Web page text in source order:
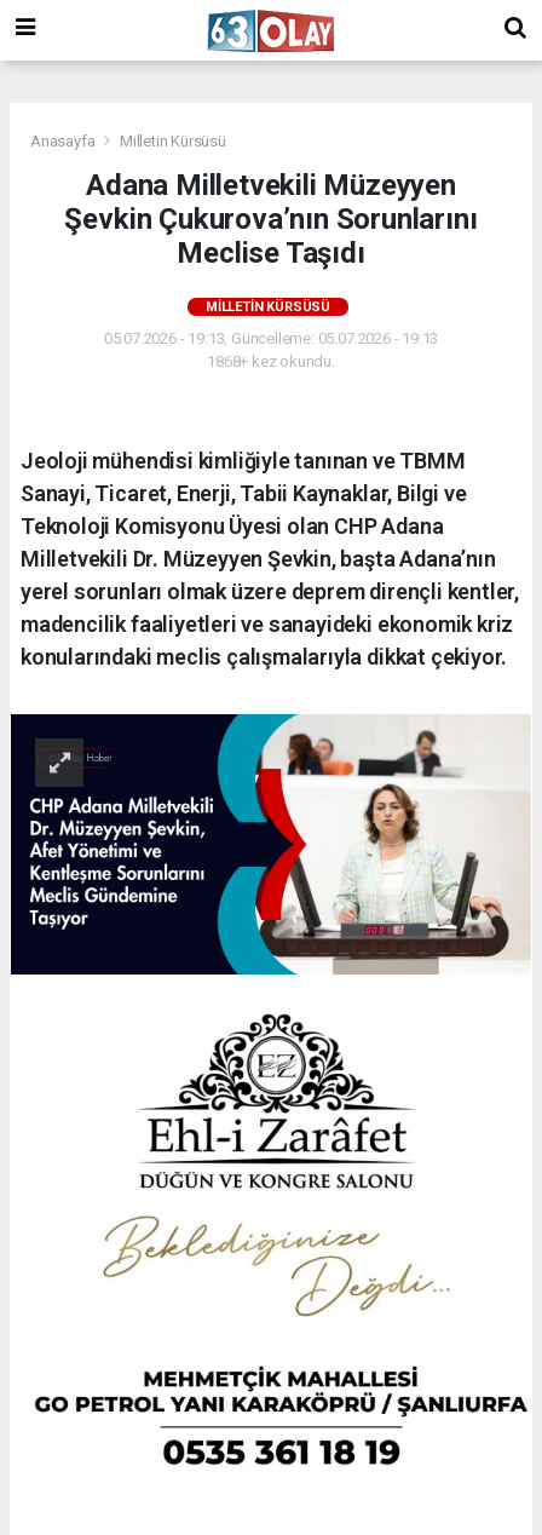
Anasayfa Milletin Kürsüsü
Adana Milletvekili Müzeyyen
Şevkin Çukurova’nın Sorunlarını
Meclise Taşıdı
MILLETIN KÜRSÜSÜ
05.07.2026 - 19:13, Güncelleme: 05.07.2026 - 19:13
1868+ kez okundu.
Jeoloji mühendisi kimliğiyle tanınan ve TBMM
Sanayi, Ticaret, Enerji, Tabii Kaynaklar, Bilgi ve
Teknoloji Komisyonu Üyesi olan CHP Adana
Milletvekili Dr. Müzeyyen Şevkin, başta Adana’nın
yerel sorunları olmak üzere deprem dirençli kentler,
madencilik faaliyetleri ve sanayideki ekonomik kriz
konularındaki meclis çalışmalarıyla dikkat çekiyor.